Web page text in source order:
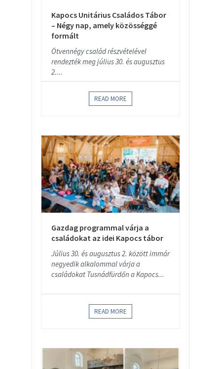
Kapocs Unitárius Családos Tábor
– Négy nap, amely közösséggé
formált
Ötvennégy család részvételével
rendezték meg július 30. és augusztus
2....
READ MORE
Gazdag programmal várja a
családokat az idei Kapocs tábor
Július 30. és augusztus 2. között immár
negyedik alkalommal várja a
családokat Tusnádfürdőn a Kapocs...
READ MORE